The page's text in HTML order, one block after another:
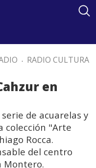
. RADIO CULTURA
en
de acuarelas y
colección "Arte
Rocca.
del centro
Montero.